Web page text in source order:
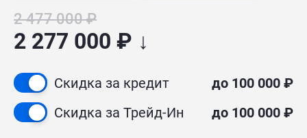
2 477 000 ₽
2 277 000 ₽ ↓
Скидка за кредит
до 100 000 ₽
Скидка за Трейд-Ин
до 100 000 ₽